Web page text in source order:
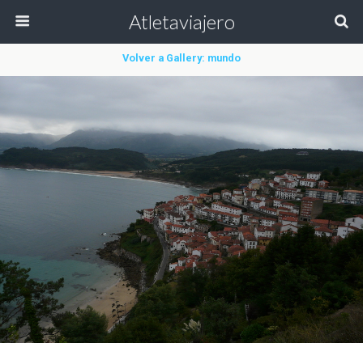
Atletaviajero
Volver a Gallery: mundo